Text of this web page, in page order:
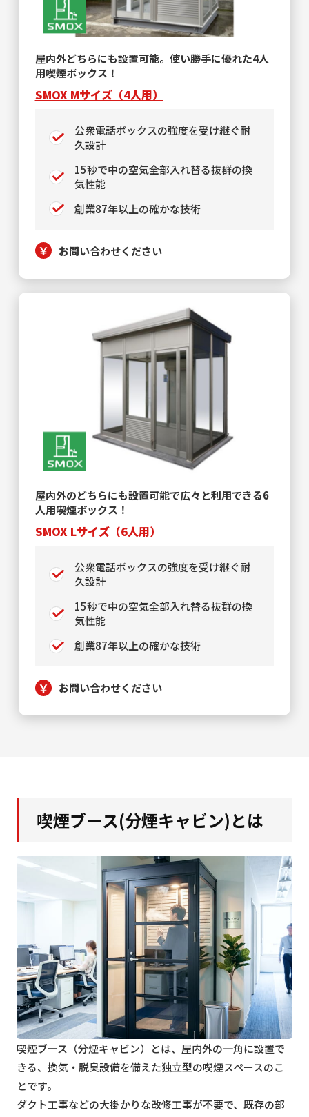
屋内外どちらにも設置可能。使い勝手に優れた4人
用喫煙ボックス！
SMOX Mサイズ（4人用）
公衆電話ボックスの強度を受け継ぐ耐
久設計
15秒で中の空気全部入れ替る抜群の換
気性能
創業87年以上の確かな技術
お問い合わせください
屋内外のどちらにも設置可能で広々と利用できる6
人用喫煙ボックス！
SMOX Lサイズ（6人用）
公衆電話ボックスの強度を受け継ぐ耐
久設計
15秒で中の空気全部入れ替る抜群の換
気性能
創業87年以上の確かな技術
お問い合わせください
喫煙ブース(分煙キャビン)とは
喫煙ブース（分煙キャビン）とは、屋内外の一角に設置で
きる、換気・脱臭設備を備えた独立型の喫煙スペースのこ
とです。
ダクト工事などの大掛かりな改修工事が不要で、既存の部